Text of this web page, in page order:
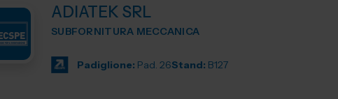
ADIATEK SRL
SUBFORNITURA MECCANICA
Padiglione: Pad. 26Stand: B127